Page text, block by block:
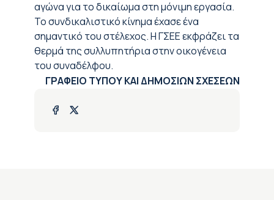
αγώνα για το δικαίωμα στη μόνιμη εργασία.
Το συνδικαλιστικό κίνημα έχασε ένα
σημαντικό του στέλεχος. Η ΓΣΕΕ εκφράζει τα
θερμά της συλλυπητήρια στην οικογένεια
του συναδέλφου.
ΓΡΑΦΕΙΟ ΤΥΠΟΥ ΚΑΙ ΔΗΜΟΣΙΩΝ ΣΧΕΣΕΩΝ